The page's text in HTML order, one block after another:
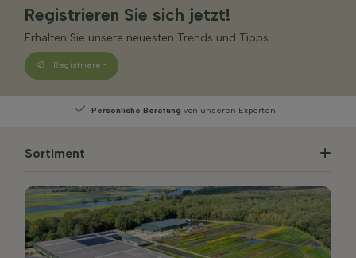
Registrieren Sie sich jetzt!
Erhalten Sie unsere neuesten Trends und Tipps.
Registrieren
Wählen Sie Ihre Lieferwoche
Sortiment